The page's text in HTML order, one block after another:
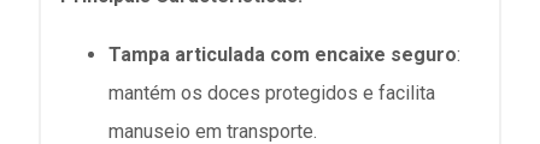
Tampa articulada com encaixe seguro:
mantém os doces protegidos e facilita
manuseio em transporte.